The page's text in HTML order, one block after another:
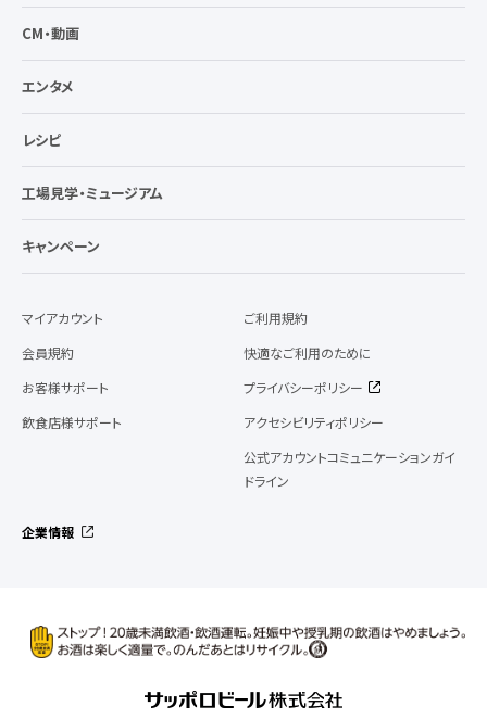
CM・動画
エンタメ
レシピ
工場見学・ミュージアム
キャンペーン
マイアカウント
会員規約
お客様サポート
飲食店様サポート
ご利用規約
快適なご利用のために
プライバシーポリシー
アクセシビリティポリシー
公式アカウントコミュニケーションガイ
ドライン
企業情報